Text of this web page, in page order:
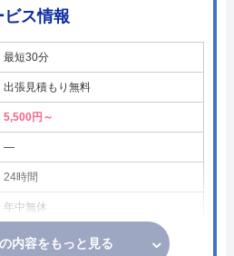
ビス情報
最短30分
出張見積もり無料
5,500円～
―
24時間
年中無休
内容をもっと見る